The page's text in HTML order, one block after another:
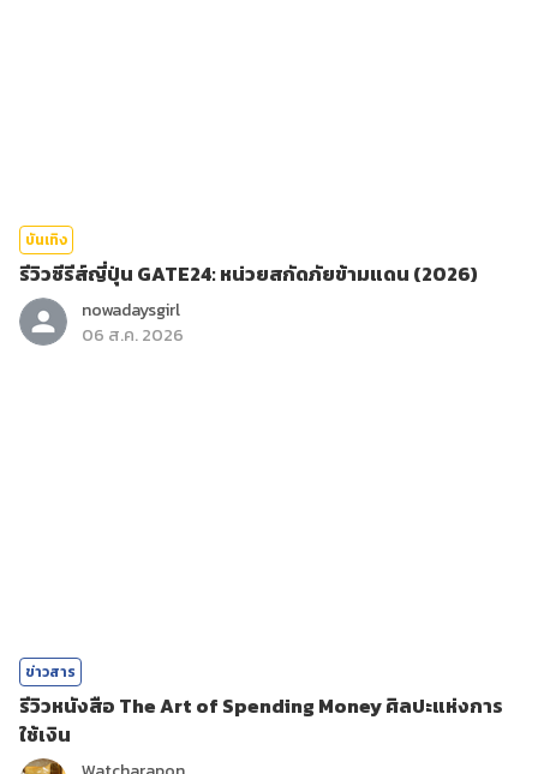
บันเทิง
รีวิวซีรีส์ญี่ปุ่น GATE24: หน่วยสกัดภัยข้ามแดน (2026)
nowadaysgirl
06 ส.ค. 2026
ข่าวสาร
รีวิวหนังสือ The Art of Spending Money ศิลปะแห่งการ
ใช้เงิน